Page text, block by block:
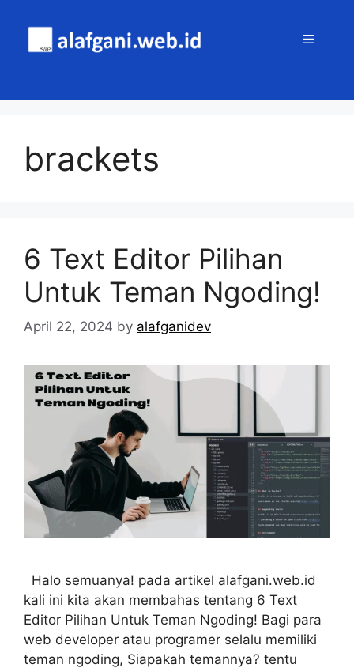
content
MENU
brackets
6 Text Editor Pilihan
Untuk Teman Ngoding!
April 22, 2024 by alafganidev
Halo semuanya! pada artikel alafgani.web.id
kali ini kita akan membahas tentang 6 Text
Editor Pilihan Untuk Teman Ngoding! Bagi para
web developer atau programer selalu memiliki
teman ngoding, Siapakah temannya? tentu